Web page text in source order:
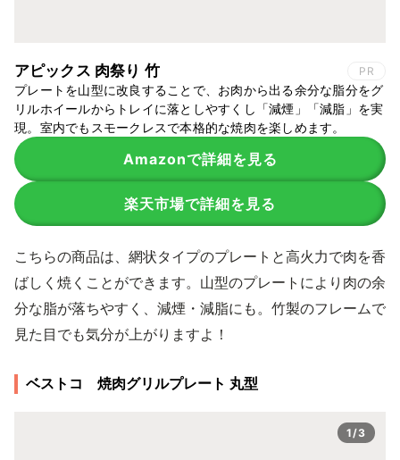
アピックス 肉祭り 竹 PR
プレートを山型に改良することで、お肉から出る余分な脂分をグ
リルホイールからトレイに落としやすくし「減煙」「減脂」を実
現。室内でもスモークレスで本格的な焼肉を楽しめます。
Amazonで詳細を見る
楽天市場で詳細を見る
こちらの商品は、網状タイプのプレートと高火力で肉を香
ばしく焼くことができます。山型のプレートにより肉の余
分な脂が落ちやすく、減煙・減脂にも。竹製のフレームで
見た目でも気分が上がりますよ！
ベストコ 焼肉グリルプレート 丸型
1/3